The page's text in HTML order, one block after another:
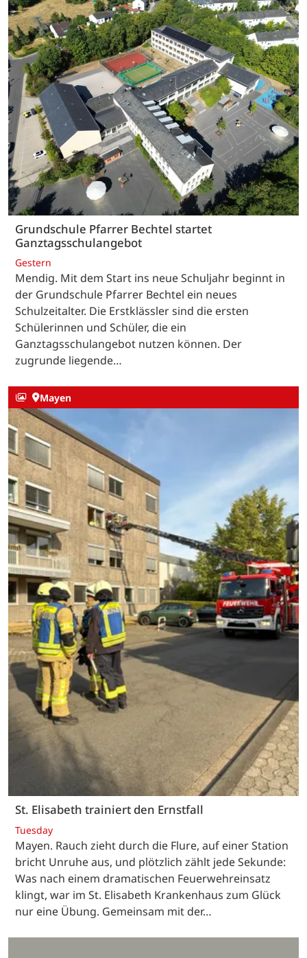
Grundschule Pfarrer Bechtel startet
Ganztagsschulangebot
Gestern
Mendig. Mit dem Start ins neue Schuljahr beginnt in
der Grundschule Pfarrer Bechtel ein neues
Schulzeitalter. Die Erstklässler sind die ersten
Schülerinnen und Schüler, die ein
Ganztagsschulangebot nutzen können. Der
zugrunde liegende…
Mayen
St. Elisabeth trainiert den Ernstfall
Tuesday
Mayen. Rauch zieht durch die Flure, auf einer Station
bricht Unruhe aus, und plötzlich zählt jede Sekunde:
Was nach einem dramatischen Feuerwehreinsatz
klingt, war im St. Elisabeth Krankenhaus zum Glück
nur eine Übung. Gemeinsam mit der…